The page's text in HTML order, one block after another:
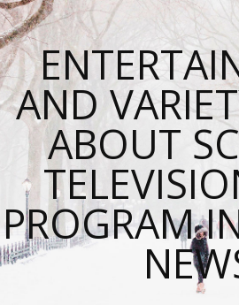
AND
ABOUT
PROGRAM